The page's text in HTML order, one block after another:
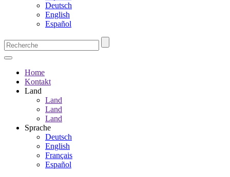
Deutsch
English
Español
Home
Kontakt
Land
Land
Land
Land
Sprache
Deutsch
English
Français
Español